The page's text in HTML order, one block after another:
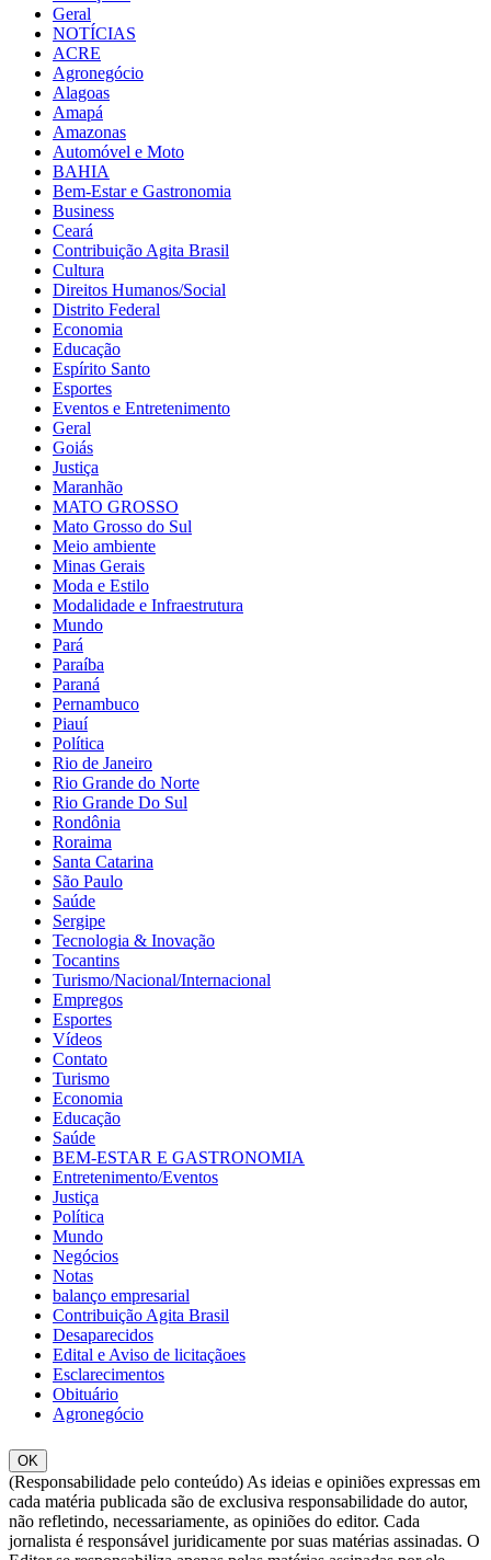
Geral
NOTÍCIAS
ACRE
Agronegócio
Alagoas
Amapá
Amazonas
Automóvel e Moto
BAHIA
Bem-Estar e Gastronomia
Business
Ceará
Contribuição Agita Brasil
Cultura
Direitos Humanos/Social
Distrito Federal
Economia
Educação
Espírito Santo
Esportes
Eventos e Entretenimento
Geral
Goiás
Justiça
Maranhão
MATO GROSSO
Mato Grosso do Sul
Meio ambiente
Minas Gerais
Moda e Estilo
Modalidade e Infraestrutura
Mundo
Pará
Paraíba
Paraná
Pernambuco
Piauí
Política
Rio de Janeiro
Rio Grande do Norte
Rio Grande Do Sul
Rondônia
Roraima
Santa Catarina
São Paulo
Saúde
Sergipe
Tecnologia & Inovação
Tocantins
Turismo/Nacional/Internacional
Empregos
Esportes
Vídeos
Contato
Turismo
Economia
Educação
Saúde
BEM-ESTAR E GASTRONOMIA
Entretenimento/Eventos
Justiça
Política
Mundo
Negócios
Notas
balanço empresarial
Contribuição Agita Brasil
Desaparecidos
Edital e Aviso de licitaçãoes
Esclarecimentos
Obituário
Agronegócio
OK
(Responsabilidade pelo conteúdo) As ideias e opiniões expressas em
cada matéria publicada são de exclusiva responsabilidade do autor,
não refletindo, necessariamente, as opiniões do editor. Cada
jornalista é responsável juridicamente por suas matérias assinadas. O